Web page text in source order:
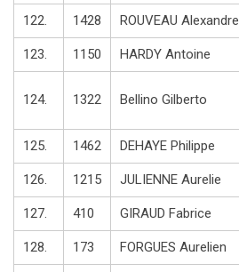
122. 1428 ROUVEAU Alexandre
123. 1150 HARDY Antoine
124. 1322 Bellino Gilberto
125. 1462 DEHAYE Philippe
126. 1215 JULIENNE Aurelie
127. 410 GIRAUD Fabrice
128. 173 FORGUES Aurelien